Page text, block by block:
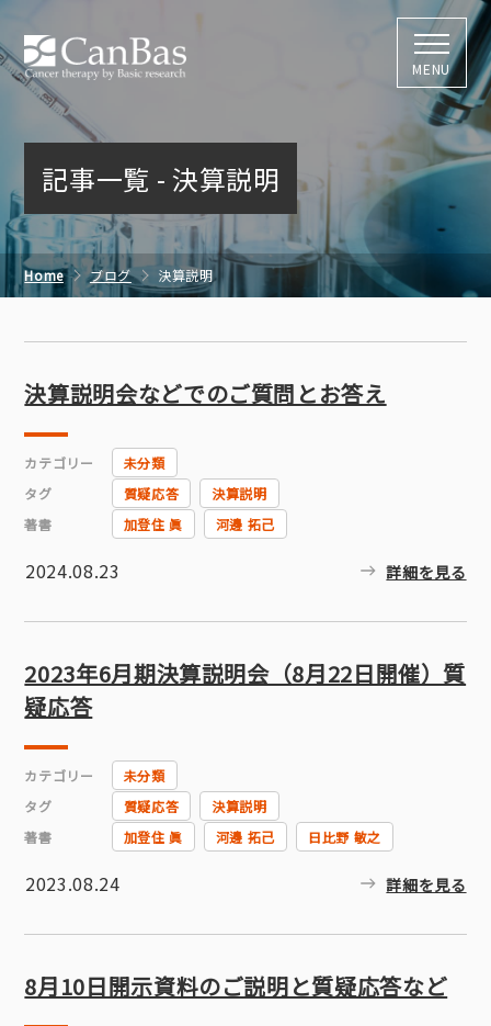
株式会社キャン
MENU
記事一覧 - 決算説明
Home ブログ 決算説明
決算説明会などでのご質問とお答え
カテゴリー
未分類
タグ
質疑応答
決算説明
著書
加登住 眞 河邊 拓己
2024.08.23 詳細を見る
2023年6月期決算説明会（8月22日開催）質
疑応答
カテゴリー
未分類
タグ
質疑応答
決算説明
著書
加登住 眞 河邊 拓己 日比野 敏之
2023.08.24 詳細を見る
8月10日開示資料のご説明と質疑応答など